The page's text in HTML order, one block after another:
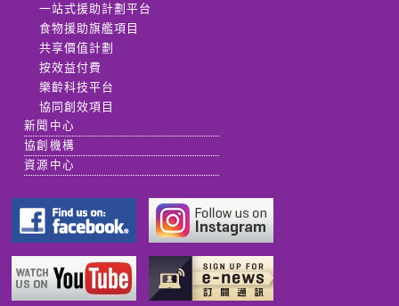
一站式援助計劃平台
食物援助旗艦項目
共享價值計劃
按效益付費
樂齡科技平台
協同創效項目
新聞中心
協創機構
資源中心